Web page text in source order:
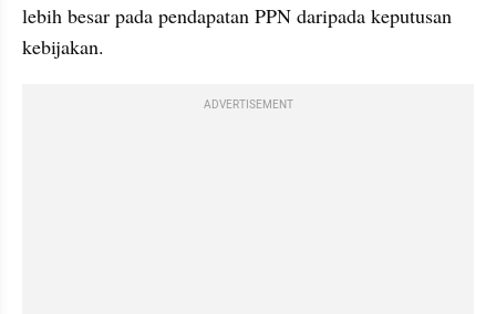
lebih besar pada pendapatan PPN daripada keputusan
kebijakan.
ADVERTISEMENT